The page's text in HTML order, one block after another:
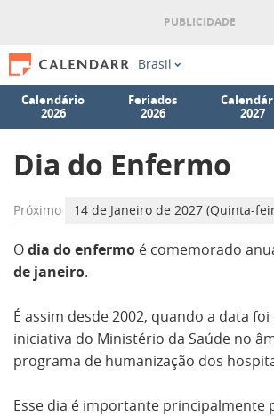
Brasil
Calendário
2026
Feriados
2026
2027
Dia do Enfermo
Próximo 14 de Janeiro de 2027 (Quinta-
Odia do enfermo é comemorado
de janeiro.
É assim desde 2002, quando a data
iniciativa do Ministério da Saúde no
programa de humanização dos
Esse dia é importante principalmente